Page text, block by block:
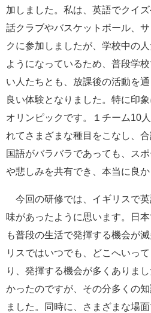
加しました。私は、英語でクイ
話クラブやバスケットボール、
クに参加しましたが、学校中の
ようになっているため、普段学
い人たちとも、放課後の活動を
良い体験となりました。特に印
オリンピックです。１チーム10
れてさまざまな種目をこなし、
国語がバラバラであっても、ス
や悲しみを共有でき、本当に良か
今回の研修では、イギリスで
味があったように思います。日
も普段の生活で発揮する機会が
リスではいつでも、どこへいっ
り、発揮する機会が多くありま
かったのですが、その分多くの
ました。同時に、さまざまな場